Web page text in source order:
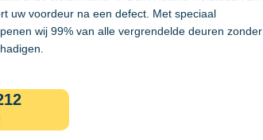
uw voordeur na een defect. Met speciaal
wij 99% van alle vergrendelde deuren zonder